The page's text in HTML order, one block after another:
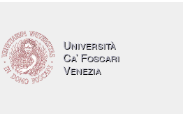
Università
Ca’ Foscari
Venezia